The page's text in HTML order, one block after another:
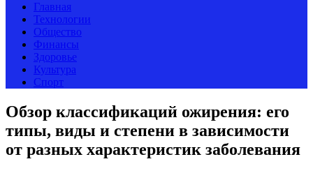
Главная
Технологии
Общество
Финансы
Здоровье
Культура
Спорт
Обзор классификаций ожирения: его
типы, виды и степени в зависимости
от разных характеристик заболевания